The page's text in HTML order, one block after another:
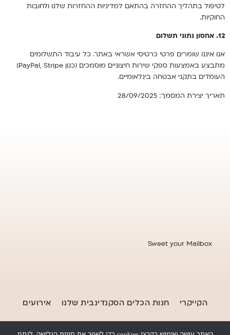
לטיפול בתהליך ההחזרה בהתאם למדיניות ההחזרות שלנו ולחובות
החוקיות.
12. אחסון נתוני תשלום
אנו איננו שומרים פרטי כרטיסי אשראי באתר. כל עיבוד התשלומים
מתבצע באמצעות ספקי שירות חיצוניים מוסמכים (כגון PayPal, Stripe)
העומדים בתקני אבטחה בינלאומיים.
תאריך יצירת המסמך: 28/09/2025
Sweet your Mailbox
הקייקרי חנות הכלים הסקנדינבית שלנו אירועים